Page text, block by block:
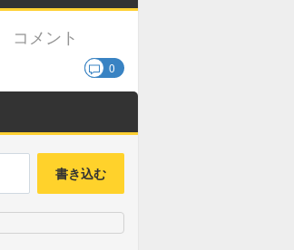
コメント
0
書き込む